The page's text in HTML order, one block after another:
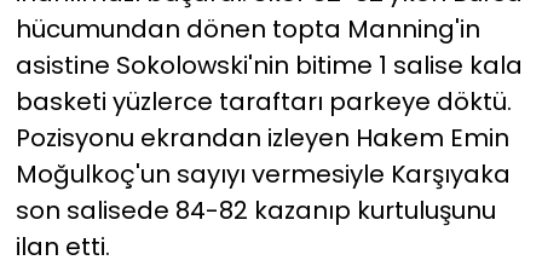
hücumundan dönen topta Manning'in
asistine Sokolowski'nin bitime 1 salise kala
basketi yüzlerce taraftarı parkeye döktü.
Pozisyonu ekrandan izleyen Hakem Emin
Moğulkoç'un sayıyı vermesiyle Karşıyaka
son salisede 84-82 kazanıp kurtuluşunu
ilan etti.